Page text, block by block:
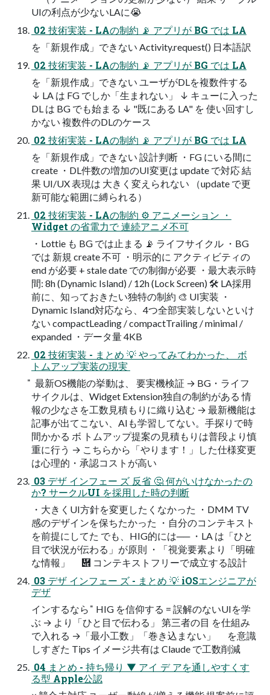
UIの利点が少ないLAに😭
 02 技術実装 - LAの制約 📡 アプリが BG では LA
を「新規作成」できない Activity.request() 日本語訳
 02 技術実装 - LAの制約 📡 アプリが BG では LA
を「新規作成」できない ユーザがDLを複数件する
↓ LA は FG でしか「生まれない」 ↓ キューに入った
DL は BG でも始まる ↓ "既にある LA" を 使い回すし
かない 複数件のDLのケース
 02 技術実装 - LAの制約 📡 アプリが BG では LA
を「新規作成」できない 設計判断 ・FG にいる間に
create ・DL件数の増加のUI変更は update で対応 結
果 UI/UX 表現は 大きく変えられない （update で更
新可能な範囲に縛られる）
 02 技術実装 - LAの制約 ⚙ アニメーション ・
Widget の省電力で 連続アニメ不可
・Lottie も BG では止まる 📡 ライフサイクル ・BG
では 新規 create 不可 ・明示的に アクティビティの
end が必要 + stale date での制御が必要 ・最大表示時
間: 8h (Dynamic Island) / 12h (Lock Screen) 🛠 LA採用
前に、知っておきたい独特の制約 🎨 UI実装 ・
Dynamic Island対応なら、4つ全部実装しないといけ
ない compactLeading / compactTrailing / minimal /
expanded ・データ量 4KB
 02 技術実装 - まとめ 💡 やってみてわかった、 ボ
トムアップ実装の現実 
̎  最新OS機能の挙動は、 要実機検証 → BG・ライフ
サイクルは、Widget Extension独自の制約がある 情
報の少なさを工数見積もりに織り込む → 最新機能は
記事が出てこない、AIも学習してない。手探りで時
間かかる ボ トムアップ提案の見積もりは普段より慎
重に行う → こちらから「やります！」した仕様変更
は心理的・承認コストが高い
 03 デザ インフェー ズ 反省 🤔 何がいけなかったの
か? サークルUI を採用した時の判断
・大きくUI方針を変更したくなかった ・DMM TV
感のデザインを保ちたかった ・自分のコンテキスト
を前提にしてた でも、HIG的には── ・LA は「ひと
目で状況が伝わる」が原則 ・「視覚要素より「明確
な情報」 ὎ コンテキストフリーで成立する設計
 03 デザ インフェー ズ - まとめ 💡 iOSエンジニアが
デザ
インするなら  ̎ HIG を信仰する = 誤解のないUIを学
ぶ → より「ひと目で伝わる」 第三者の目 を仕組み
で入れる →「最小工数」「巻き込まない」 を意識
しすぎた Tips イメージ共有は Claude で工数削減
 04 まとめ - 持ち帰り ▼ アイ デ アを通しやすくす
る型 Apple公認